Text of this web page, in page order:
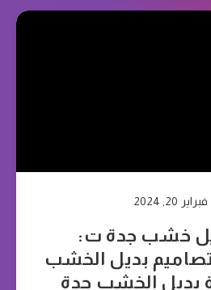
فبراير 20, 2024
خشب جدة ت:
0556099338 تصاميم بديل الخشب
بديل الخشب جدة